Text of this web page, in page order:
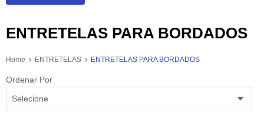
ENTRETELAS PARA BORDADOS
Home ENTRETELAS ENTRETELAS PARA BORDADOS
Ordenar Por
Selecione